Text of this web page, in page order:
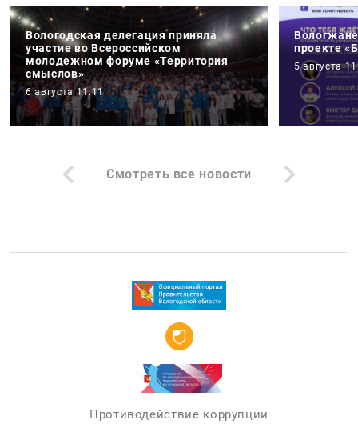
Вологодская делегация приняла
участие во Всероссийском
молодежном форуме «Территория
смыслов»
6 августа 11:11
проекте
5 августа
Смотреть все новости
Противодействие коррупции